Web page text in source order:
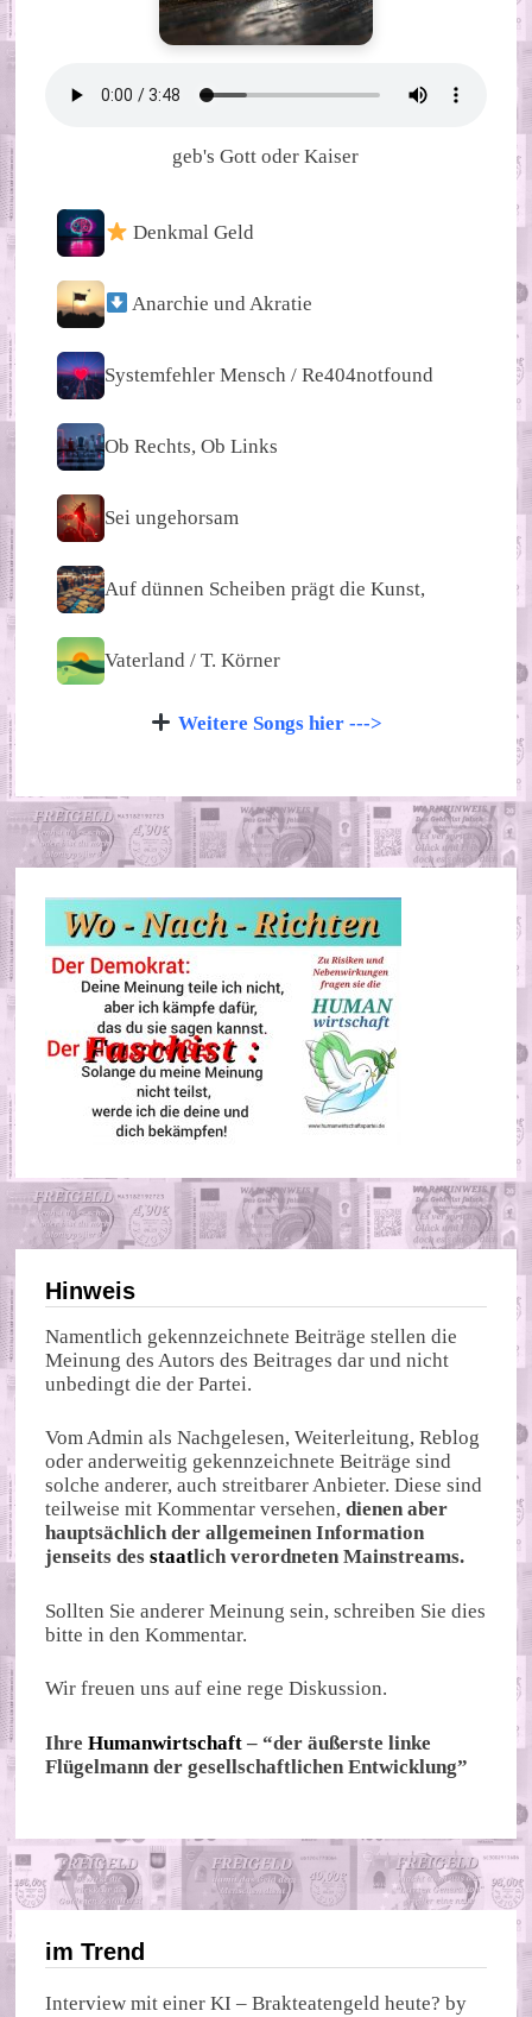
geb's Gott oder Kaiser
Denkmal Geld
Anarchie und Akratie
Systemfehler Mensch / Re404notfound
Ob Rechts, Ob Links
Sei ungehorsam
Auf dünnen Scheiben prägt die Kunst,
Vaterland / T. Körner
Weitere Songs hier --->
Hinweis
Namentlich gekennzeichnete Beiträge stellen die
Meinung des Autors des Beitrages dar und nicht
unbedingt die der Partei.
Vom Admin als Nachgelesen, Weiterleitung, Reblog
oder anderweitig gekennzeichnete Beiträge sind
solche anderer, auch streitbarer Anbieter. Diese sind
teilweise mit Kommentar versehen,dienen aber
hauptsächlich der allgemeinen Information
jenseits desstaatlich verordneten Mainstreams.
Sollten Sie anderer Meinung sein, schreiben Sie dies
bitte in den Kommentar.
Wir freuen uns auf eine rege Diskussion.
IhreHumanwirtschaft – “der äußerste linke
Flügelmann der gesellschaftlichen Entwicklung”
im Trend
Interview mit einer KI – Brakteatengeld heute? by